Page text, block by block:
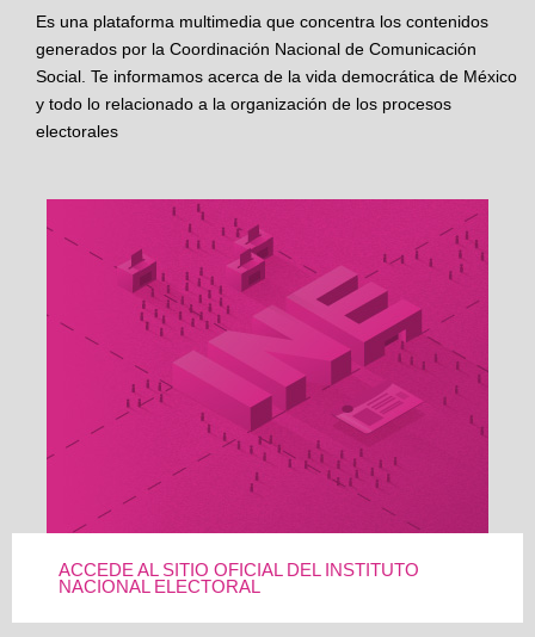
Es una plataforma multimedia que concentra los contenidos
generados por la Coordinación Nacional de Comunicación
Social. Te informamos acerca de la vida democrática de México
y todo lo relacionado a la organización de los procesos
electorales
ACCEDE AL SITIO OFICIAL DEL INSTITUTO
NACIONAL ELECTORAL